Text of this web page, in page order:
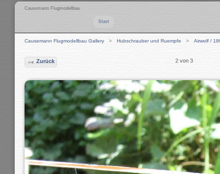
Causemann Flugmodellbau
Start
Causemann Flugmodellbau Gallery Hubschrauber und Ruempfe Airwolf /
Zurück 2 von 3